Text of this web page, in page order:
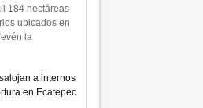
184 hectáreas
ubicados en
la
a internos
en Ecatepec